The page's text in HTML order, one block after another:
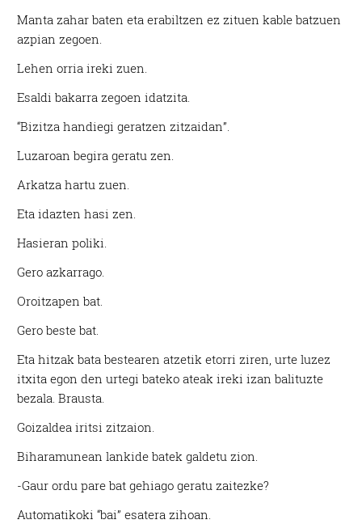
Manta zahar baten eta erabiltzen ez zituen kable batzuen
azpian zegoen.
Lehen orria ireki zuen.
Esaldi bakarra zegoen idatzita.
“Bizitza handiegi geratzen zitzaidan”.
Luzaroan begira geratu zen.
Arkatza hartu zuen.
Eta idazten hasi zen.
Hasieran poliki.
Gero azkarrago.
Oroitzapen bat.
Gero beste bat.
Eta hitzak bata bestearen atzetik etorri ziren, urte luzez
itxita egon den urtegi bateko ateak ireki izan balituzte
bezala. Brausta.
Goizaldea iritsi zitzaion.
Biharamunean lankide batek galdetu zion.
-Gaur ordu pare bat gehiago geratu zaitezke?
Automatikoki “bai” esatera zihoan.